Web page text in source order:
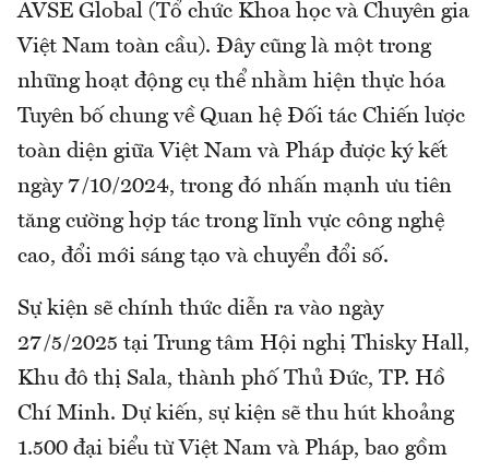
AVSE Global (Tổ chức Khoa học và Chuyên gia
Việt Nam toàn cầu). Đây cũng là một trong
những hoạt động cụ thể nhằm hiện thực hóa
Tuyên bố chung về Quan hệ Đối tác Chiến lược
toàn diện giữa Việt Nam và Pháp được ký kết
ngày 7/10/2024, trong đó nhấn mạnh ưu tiên
tăng cường hợp tác trong lĩnh vực công nghệ
cao, đổi mới sáng tạo và chuyển đổi số.
Sự kiện sẽ chính thức diễn ra vào ngày
27/5/2025 tại Trung tâm Hội nghị Thisky Hall,
Khu đô thị Sala, thành phố Thủ Đức, TP. Hồ
Chí Minh. Dự kiến, sự kiện sẽ thu hút khoảng
1.500 đại biểu từ Việt Nam và Pháp, bao gồm